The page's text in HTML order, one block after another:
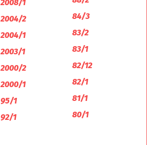
2008/1
2004/2
2004/1
2003/1
2000/2
2000/1
95/1
92/1
84/3
83/2
83/1
82/12
82/1
81/1
80/1